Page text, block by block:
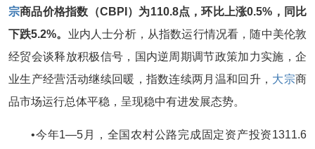
宗商品价格指数（CBPI）为110.8点，环比上涨0.5%，同比
下跌5.2%。 业内人士分析，从指数运行情况看，随中美伦敦
经贸会谈释放积极信号，国内逆周期调节政策加力实施，企
业生产经营活动继续回暖，指数连续两月温和回升， 大宗商
品市场运行总体平稳，呈现稳中有进发展态势。
•今年1—5月，全国农村公路完成固定资产投资1311.6